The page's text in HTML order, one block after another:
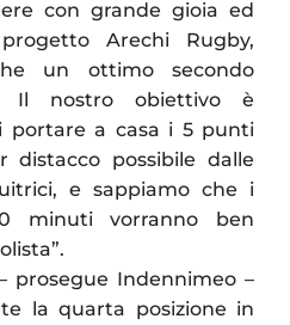
con grande gioia ed
Arechi Rugby,
un ottimo secondo
Il nostro obiettivo è
portare a casa i 5 punti
distacco possibile dalle
e sappiamo che i
minuti vorranno ben
prosegue Indennimeo –
la quarta posizione in